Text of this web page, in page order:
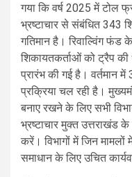
गया कि वर्ष 2025 में टोल
भ्रष्टाचार से संबंधित 343
गतिमान है। रिवाल्विंग फंड
शिकायतकर्ताओं को ट्रैप की
प्रारंभ की गई है। वर्तमान में
प्रक्रिया चल रही है।
बनाए रखने के लिए सभी
भ्रष्टाचार मुक्त उत्तराखंड
करें। विभागों में जिन
समाधान के लिए उचित